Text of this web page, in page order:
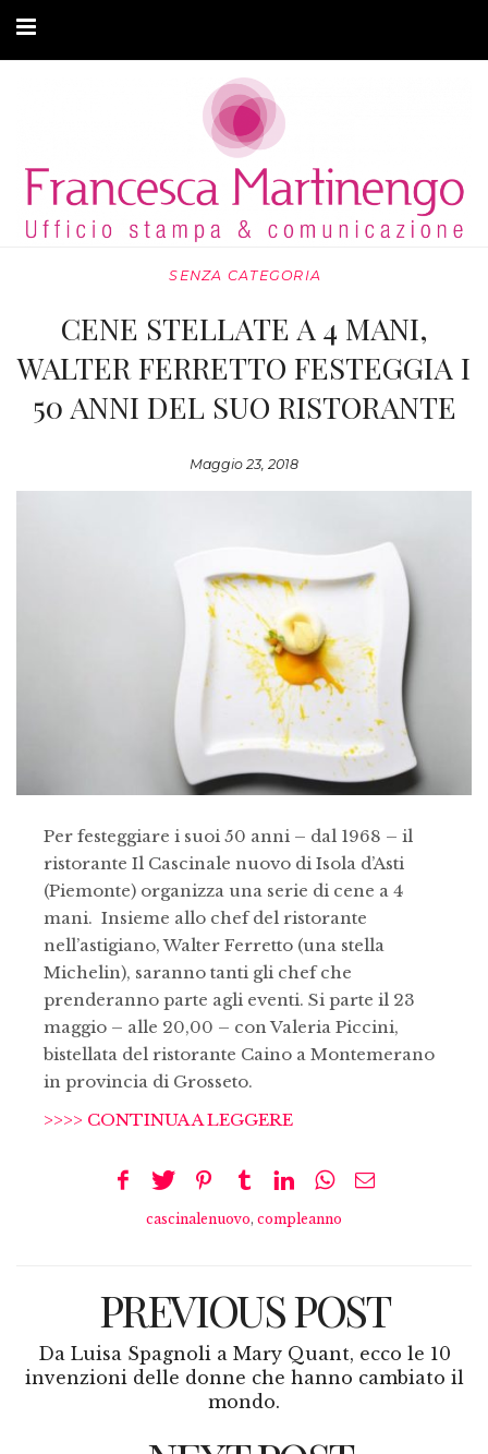
ARTICOLI
MODA ADATTIVA
PRIVACY
SENZA CATEGORIA
CENE STELLATE A 4 MANI,
WALTER FERRETTO FESTEGGIA I
50 ANNI DEL SUO RISTORANTE
Maggio 23, 2018
Per festeggiare i suoi 50 anni – dal 1968 – il
ristorante Il Cascinale nuovo di Isola d’Asti
(Piemonte) organizza una serie di cene a 4
mani. Insieme allo chef del ristorante
nell’astigiano, Walter Ferretto (una stella
Michelin), saranno tanti gli chef che
prenderanno parte agli eventi. Si parte il 23
maggio – alle 20,00 – con Valeria Piccini,
bistellata del ristorante Caino a Montemerano
in provincia di Grosseto.
>>>> CONTINUA A LEGGERE
cascinalenuovo, compleanno
PREVIOUS POST
Da Luisa Spagnoli a Mary Quant, ecco le 10
invenzioni delle donne che hanno cambiato il
mondo.